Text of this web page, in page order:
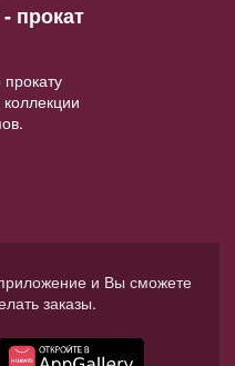
прокат
и Вы сможете
заказы.